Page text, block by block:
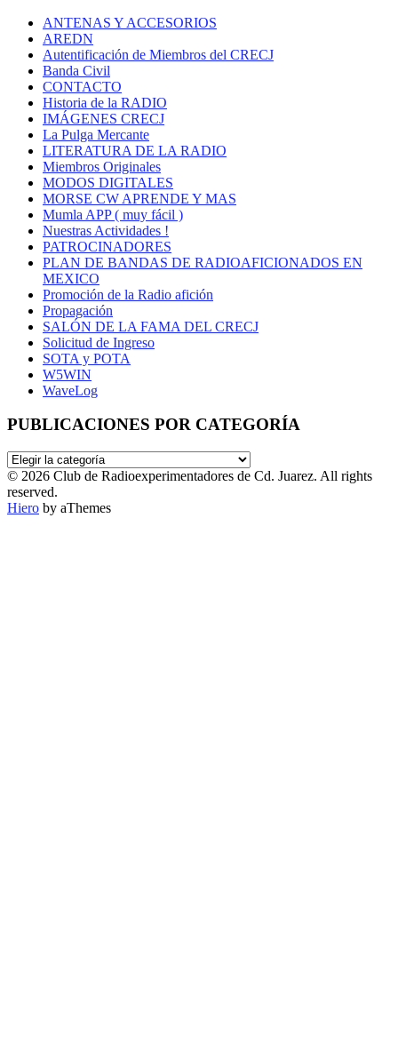
ANTENAS Y ACCESORIOS
AREDN
Autentificación de Miembros del CRECJ
Banda Civil
CONTACTO
Historia de la RADIO
IMÁGENES CRECJ
La Pulga Mercante
LITERATURA DE LA RADIO
Miembros Originales
MODOS DIGITALES
MORSE CW APRENDE Y MAS
Mumla APP ( muy fácil )
Nuestras Actividades !
PATROCINADORES
PLAN DE BANDAS DE RADIOAFICIONADOS EN
MEXICO
Promoción de la Radio afición
Propagación
SALÓN DE LA FAMA DEL CRECJ
Solicitud de Ingreso
SOTA y POTA
W5WIN
WaveLog
PUBLICACIONES POR CATEGORÍA
PUBLICACIONES
POR
CATEGORÍA
© 2026 Club de Radioexperimentadores de Cd. Juarez. All rights
reserved.
Hiero by aThemes